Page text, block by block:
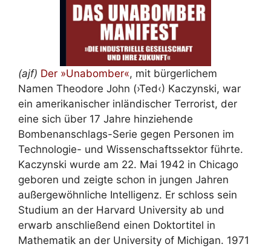
(ajf) Der »Unabomber«, mit bürgerlichem
Namen Theodore John (›Ted‹) Kaczynski, war
ein amerikanischer inländischer Terrorist, der
eine sich über 17 Jahre hinziehende
Bombenanschlags-Serie gegen Personen im
Technologie- und Wissenschaftssektor führte.
Kaczynski wurde am 22. Mai 1942 in Chicago
geboren und zeigte schon in jungen Jahren
außergewöhnliche Intelligenz. Er schloss sein
Studium an der Harvard University ab und
erwarb anschließend einen Doktortitel in
Mathematik an der University of Michigan. 1971